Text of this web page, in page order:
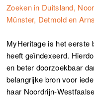
Zoeken in Duitsland,
Münster, Detmold en
MyHeritage is het eerste
heeft geïndexeerd.
en beter doorzoekbaar
belangrijke bron voor
haar Noordrijn-